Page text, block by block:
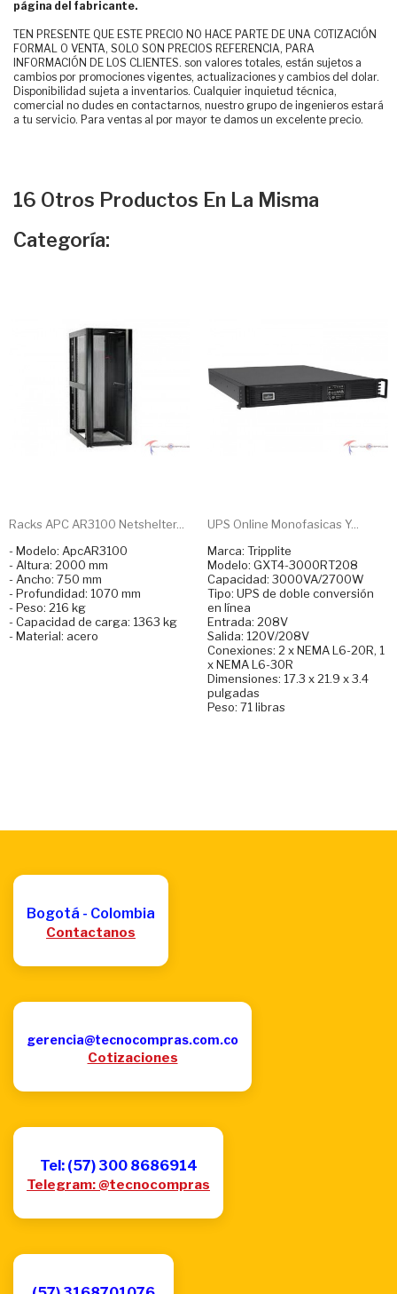
página del fabricante.
TEN PRESENTE QUE ESTE PRECIO NO HACE PARTE DE UNA COTIZACIÓN
FORMAL O VENTA, SOLO SON PRECIOS REFERENCIA, PARA
INFORMACIÓN DE LOS CLIENTES. son valores totales, están sujetos a
cambios por promociones vigentes, actualizaciones y cambios del dolar.
Disponibilidad sujeta a inventarios. Cualquier inquietud técnica,
comercial no dudes en contactarnos, nuestro grupo de ingenieros estará
a tu servicio. Para ventas al por mayor te damos un excelente precio.
16 Otros Productos En La Misma
Categoría:
Racks APC AR3100 Netshelter...
- Modelo: ApcAR3100
- Altura: 2000 mm
- Ancho: 750 mm
- Profundidad: 1070 mm
- Peso: 216 kg
- Capacidad de carga: 1363 kg
- Material: acero
UPS Online Monofasicas Y...
Marca: Tripplite
Modelo: GXT4-3000RT208
Capacidad: 3000VA/2700W
Tipo: UPS de doble conversión
en línea
Entrada: 208V
Salida: 120V/208V
Conexiones: 2 x NEMA L6-20R, 1
x NEMA L6-30R
Dimensiones: 17.3 x 21.9 x 3.4
pulgadas
Peso: 71 libras
Bogotá - Colombia
Contactanos
gerencia@tecnocompras.com.co
Cotizaciones
Tel: (57) 300 8686914
Telegram: @tecnocompras